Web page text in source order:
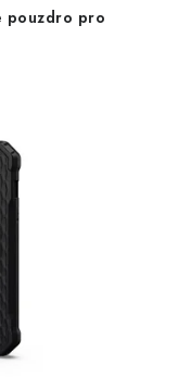
pouzdro pro